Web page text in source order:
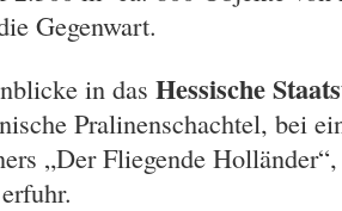
Gegenwart.
in das Hessische
Pralinenschachtel, bei
„Der Fliegende